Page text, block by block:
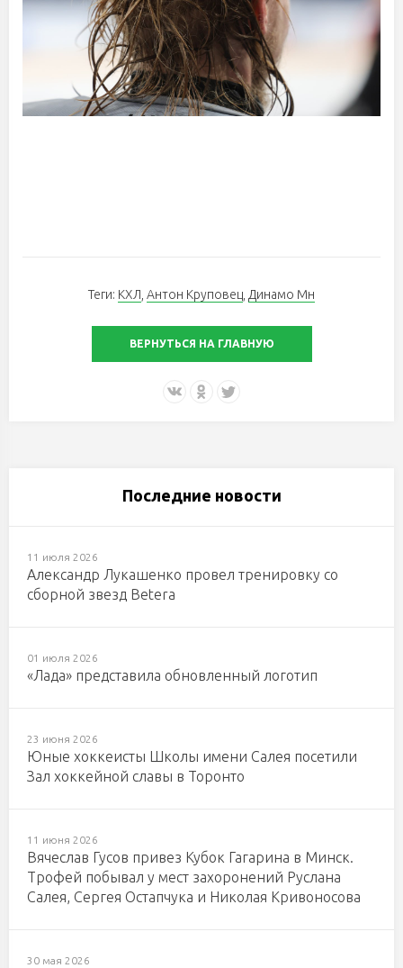
Теги: КХЛ Антон Круповец Динамо Мн
ВЕРНУТЬСЯ НА ГЛАВНУЮ
Последние новости
11 июля 2026
Александр Лукашенко провел тренировку со
сборной звезд Betera
01 июля 2026
«Лада» представила обновленный логотип
23 июня 2026
Юные хоккеисты Школы имени Салея посетили
Зал хоккейной славы в Торонто
11 июня 2026
Вячеслав Гусов привез Кубок Гагарина в Минск.
Трофей побывал у мест захоронений Руслана
Салея, Сергея Остапчука и Николая Кривоносова
30 мая 2026